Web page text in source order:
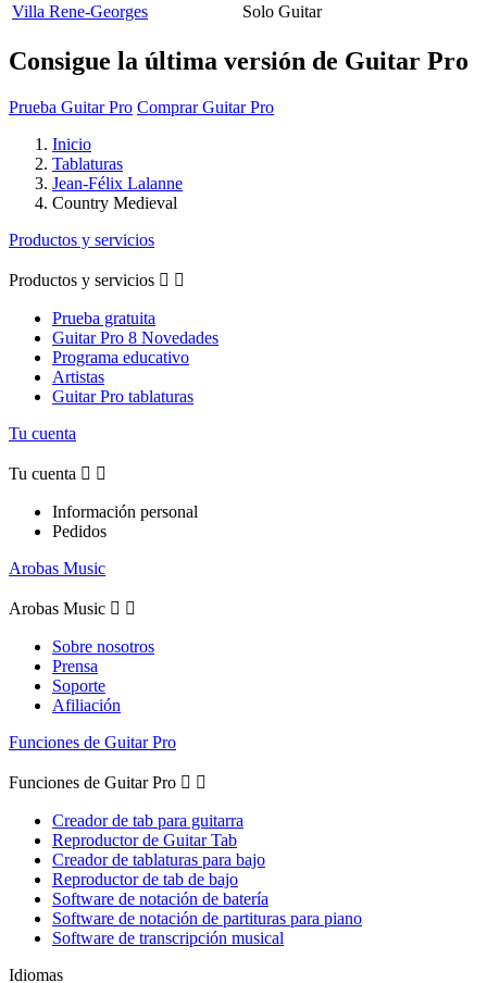
Villa Rene-Georges
Solo Guitar
Consigue la última versión de Guitar Pro
Prueba Guitar Pro Comprar Guitar Pro
Inicio
Tablaturas
Jean-Félix Lalanne
Country Medieval
Productos y servicios
Productos y servicios  
Prueba gratuita
Guitar Pro 8 Novedades
Programa educativo
Artistas
Guitar Pro tablaturas
Tu cuenta
Tu cuenta  
Información personal
Pedidos
Arobas Music
Arobas Music  
Sobre nosotros
Prensa
Soporte
Afiliación
Funciones de Guitar Pro
Funciones de Guitar Pro  
Creador de tab para guitarra
Reproductor de Guitar Tab
Creador de tablaturas para bajo
Reproductor de tab de bajo
Software de notación de batería
Software de notación de partituras para piano
Software de transcripción musical
Idiomas